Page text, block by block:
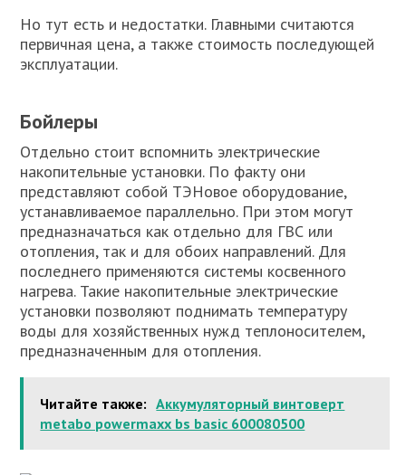
Но тут есть и недостатки. Главными считаются
первичная цена, а также стоимость последующей
эксплуатации.
Бойлеры
Отдельно стоит вспомнить электрические
накопительные установки. По факту они
представляют собой ТЭНовое оборудование,
устанавливаемое параллельно. При этом могут
предназначаться как отдельно для ГВС или
отопления, так и для обоих направлений. Для
последнего применяются системы косвенного
нагрева. Такие накопительные электрические
установки позволяют поднимать температуру
воды для хозяйственных нужд теплоносителем,
предназначенным для отопления.
Читайте также: Аккумуляторный винтоверт
metabo powermaxx bs basic 600080500